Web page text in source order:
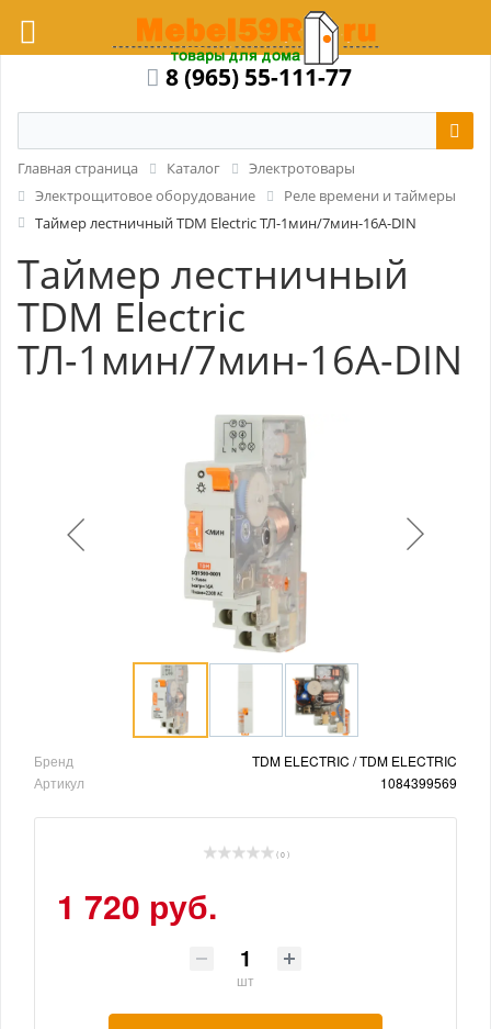
8 (965) 55-111-77
Главная страница Каталог
Электротовары
Электрощитовое оборудование
Реле времени и таймеры
Таймер лестничный TDM Electric ТЛ-1мин/7мин-16А-DIN
Таймер лестничный
TDM Electric
ТЛ-1мин/7мин-16А-DIN
Бренд
TDM ELECTRIC / TDM ELECTRIC
Артикул
1084399569
( 0 )
1 720 руб.
шт